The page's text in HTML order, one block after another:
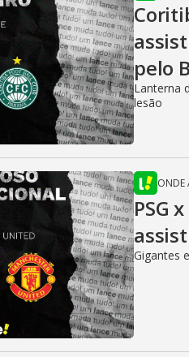
pelo
Lanterna
lesão
ONDE
PSG
Gigantes